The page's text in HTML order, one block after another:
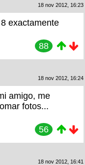
18 nov 2012, 16:23
exactamente
88
18 nov 2012, 16:24
amigo, me
fotos...
56
18 nov 2012, 16:41